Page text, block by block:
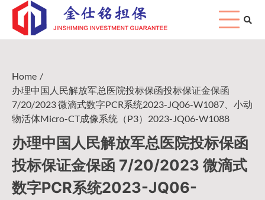
Skip
content
Home
办理中国人民解放军总医院投标保函投标保证金保函
7/20/2023 微滴式数字PCR系统2023-JQ06-W1087、小动
物活体Micro-CT成像系统（P3）2023-JQ06-W1088
办理中国人民解放军总医院投标保函
投标保证金保函 7/20/2023 微滴式
数字PCR系统2023-JQ06-